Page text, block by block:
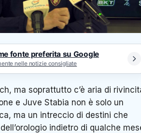
fonte preferita su Google
nelle notizie consigliate
ma soprattutto c’è aria di
e Juve Stabia non è solo un
ma un intreccio di destini che
indietro di qualche